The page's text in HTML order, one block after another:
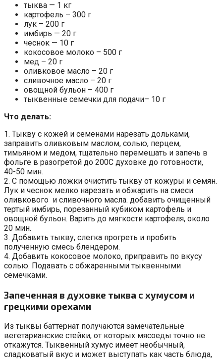
тыква — 1 кг
картофель – 300 г
лук – 200 г
имбирь — 20 г
чеснок — 10 г
кокосовое молоко – 500 г
мед – 20 г
оливковое масло – 20 г
сливочное масло – 20 г
овощной бульон – 400 г
тыквенные семечки для подачи– 10 г
Что делать:
1. Тыкву с кожей и семенами нарезать дольками,
заправить оливковым маслом, солью, перцем,
тимьяном и медом, тщательно перемешать и запечь в
фольге в разогретой до 200С духовке до готовности,
40-50 мин.
2. С помощью ложки очистить тыкву от кожуры и семян.
Лук и чеснок мелко нарезать и обжарить на смеси
оливкового и сливочного масла. добавить очищенный
тертый имбирь, порезанный кубиком картофель и
овощной бульон. Варить до мягкости картофеля, около
20 мин.
3. Добавить тыкву, слегка прогреть и пробить
полученную смесь блендером.
4. Добавить кокосовое молоко, приправить по вкусу
солью. Подавать с обжаренными тыквенными
семечками.
Запеченная в духовке тыква с хумусом и
грецкими орехами
Из тыквы баттернат получаются замечательные
вегетарианские стейки, от которых мясоеды точно не
откажутся. Тыквенный хумус имеет необычный,
сладковатый вкус и может выступать как часть блюда,